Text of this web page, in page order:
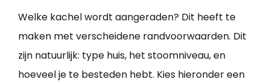
Welke kachel wordt aangeraden? Dit heeft te
maken met verscheidene randvoorwaarden. Dit
zijn natuurlijk: type huis, het stoomniveau, en
hoeveel je te besteden hebt. Kies hieronder een